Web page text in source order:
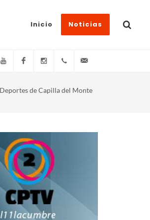
Inicio Noticias
YouTube FacebookInstagram(+54)(9)3548-576073
de Capilla del Monte